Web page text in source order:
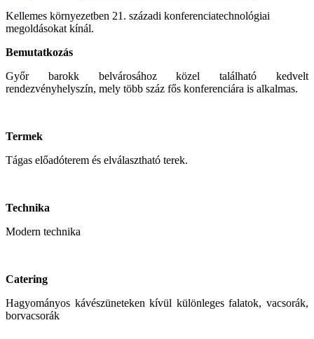
Kellemes környezetben 21. századi konferenciatechnológiai
megoldásokat kínál.
Bemutatkozás
Győr barokk belvárosához közel található kedvelt
rendezvényhelyszín, mely több száz fős konferenciára is alkalmas.
Termek
Tágas előadóterem és elválasztható terek.
Technika
Modern technika
Catering
Hagyományos kávészüneteken kívül különleges falatok, vacsorák,
borvacsorák